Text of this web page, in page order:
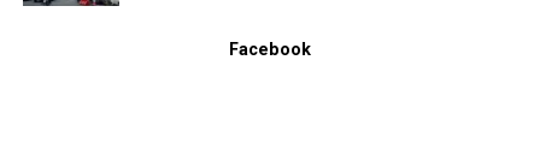
Facebook